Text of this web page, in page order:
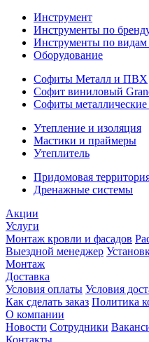
Инструмент
Инструменты по
Инструменты по видам
Оборудование
Софиты Металл и ПВХ
Софит виниловый
Софиты
Утепление и изоляция
Мастики и праймеры
Утеплитель
Придомовая
Дренажные системы
Акции
Услуги
Монтаж кровли и фасадов
Выездной менеджер
Монтаж
Доставка
Условия оплаты Условия
Как сделать заказ Политика
О компании
Новости Сотрудники
Контакты